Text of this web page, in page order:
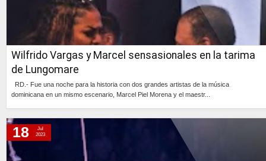
Wilfrido Vargas y Marcel sensasionales en la tarima
de Lungomare
RD.- Fue una noche para la historia con dos grandes artistas de la música
dominicana en un mismo escenario, Marcel Piel Morena y el maestr...
18
Jul
2023